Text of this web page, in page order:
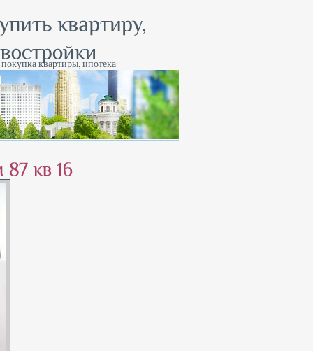
квартиры, ипотека